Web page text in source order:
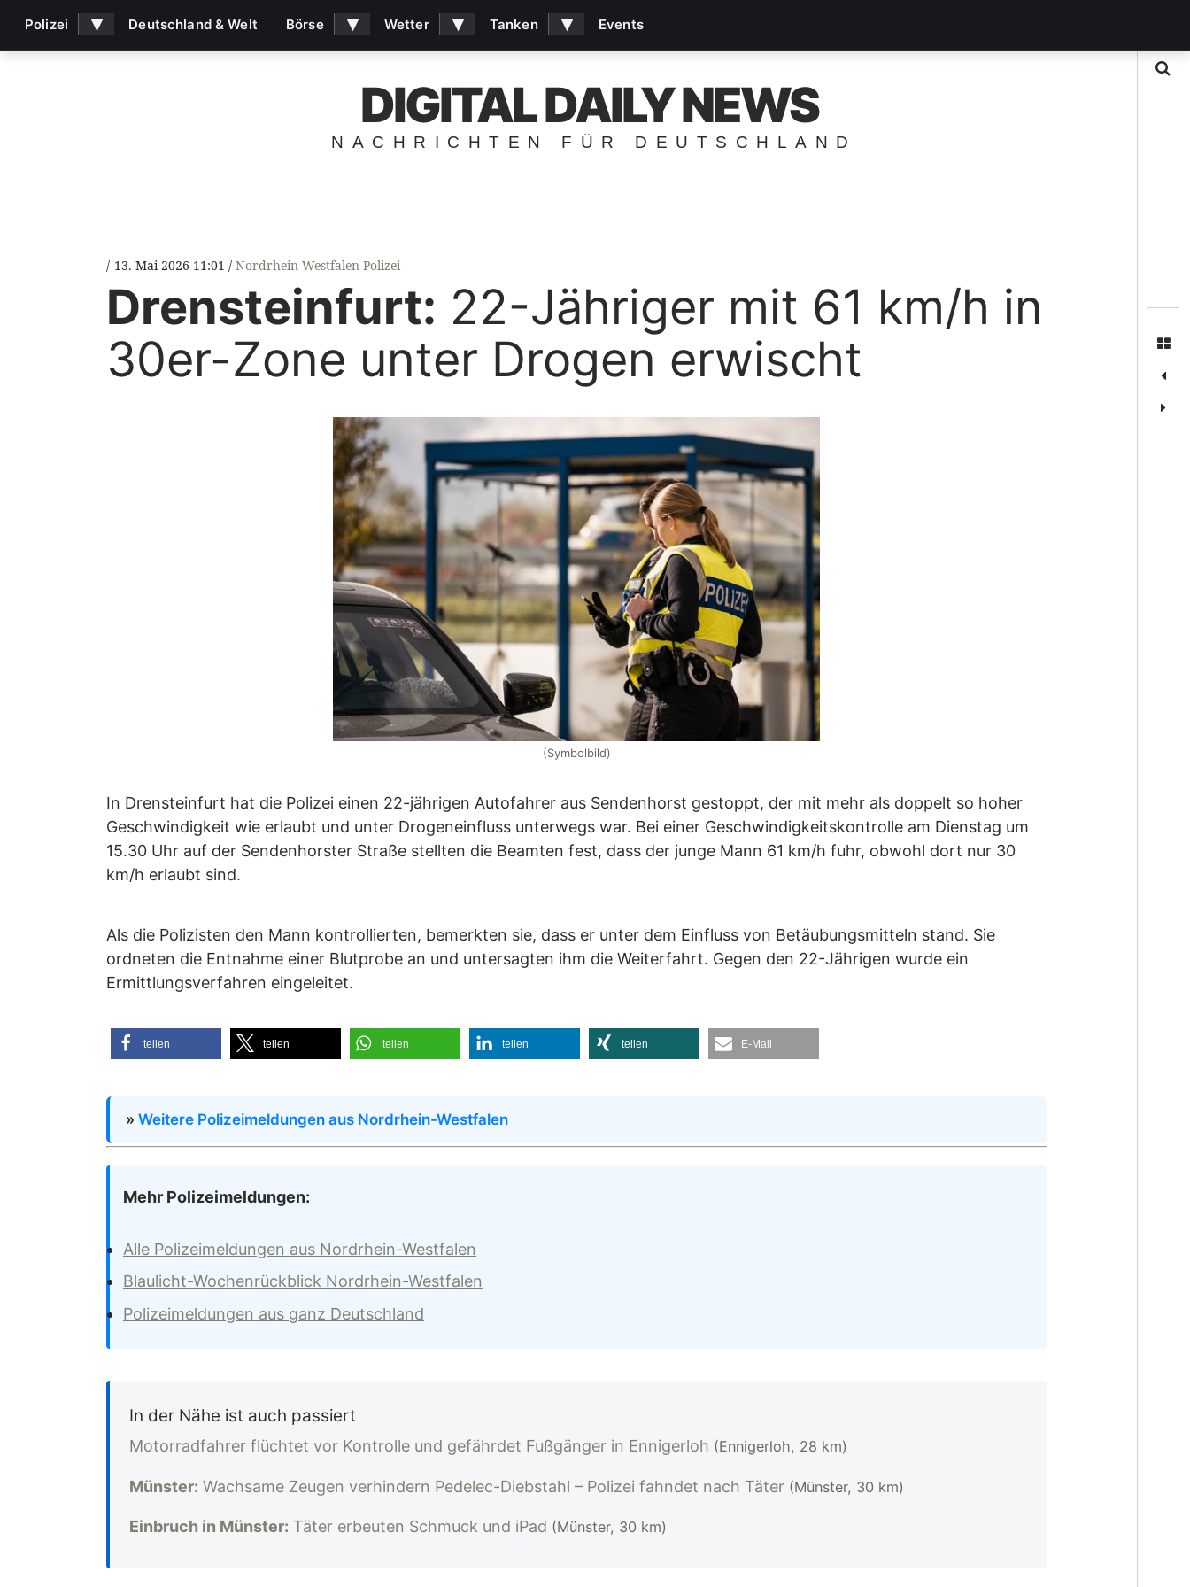
DIGITAL DAILY NEWS
NACHRICHTEN FÜR DEUTSCHLAND
13. Mai 2026 11:01 Nordrhein-Westfalen Polizei
Drensteinfurt: 22-Jähriger mit 61 km/h in
30er-Zone unter Drogen erwischt
(Symbolbild)
In Drensteinfurt hat die Polizei einen 22-jährigen Autofahrer aus Sendenhorst gestoppt, der mit mehr als doppelt so hoher
Geschwindigkeit wie erlaubt und unter Drogeneinfluss unterwegs war. Bei einer Geschwindigkeitskontrolle am Dienstag um
15.30 Uhr auf der Sendenhorster Straße stellten die Beamten fest, dass der junge Mann 61 km/h fuhr, obwohl dort nur 30
km/h erlaubt sind.
Als die Polizisten den Mann kontrollierten, bemerkten sie, dass er unter dem Einfluss von Betäubungsmitteln stand. Sie
ordneten die Entnahme einer Blutprobe an und untersagten ihm die Weiterfahrt. Gegen den 22-Jährigen wurde ein
Ermittlungsverfahren eingeleitet.
teilen teilen teilen teilen teilen E-Mail
» Weitere Polizeimeldungen aus Nordrhein-Westfalen
Mehr Polizeimeldungen:
Alle Polizeimeldungen aus Nordrhein-Westfalen
Blaulicht-Wochenrückblick Nordrhein-Westfalen
Polizeimeldungen aus ganz Deutschland
In der Nähe ist auch passiert
Motorradfahrer flüchtet vor Kontrolle und gefährdet Fußgänger in Ennigerloh (Ennigerloh, 28 km)
Münster: Wachsame Zeugen verhindern Pedelec-Diebstahl – Polizei fahndet nach Täter (Münster, 30 km)
Einbruch in Münster: Täter erbeuten Schmuck und iPad (Münster, 30 km)
Polizei ▾ Deutschland & Welt Börse ▾ Wetter ▾ Tanken ▾ Events